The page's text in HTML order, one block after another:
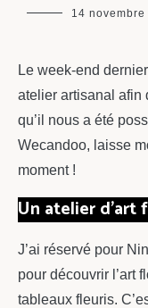
maman
14 novembre
Le week-end
atelier artisanal afin
qu’il nous a été
Wecandoo, laisse
moment !
Un atelier d’art
J’ai réservé pour
pour découvrir l’art
tableaux fleuris.